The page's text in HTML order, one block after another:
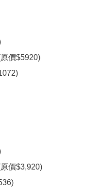
價$5920)
價$3,920)